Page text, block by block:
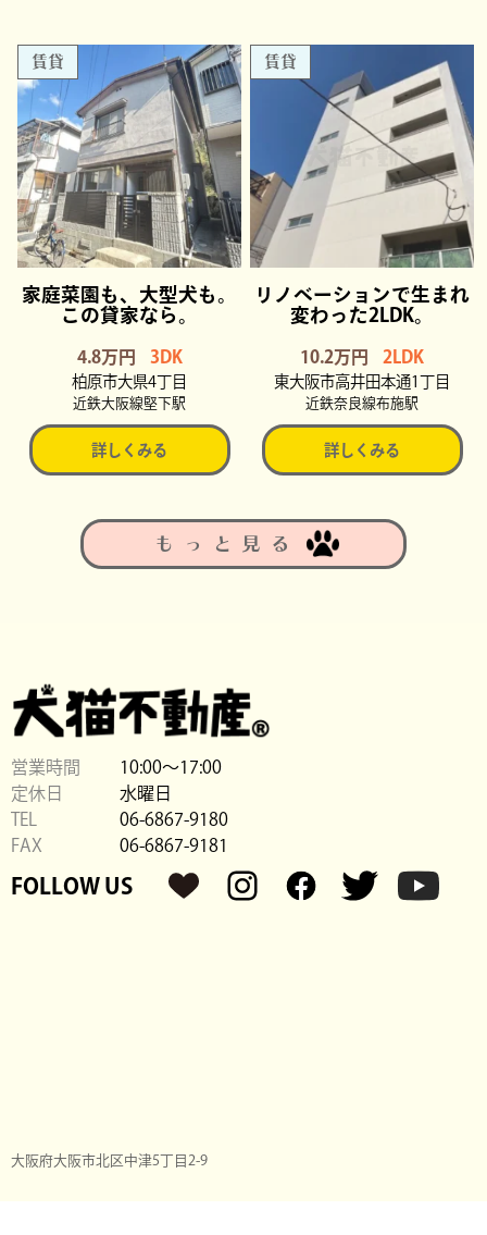
賃貸
家庭菜園も、大型犬も。
この貸家なら。
4.8万円 3DK
柏原市大県4丁目
近鉄大阪線堅下駅
詳しくみる
賃貸
リノベーションで生まれ
変わった2LDK。
10.2万円 2LDK
東大阪市高井田本通1丁目
近鉄奈良線布施駅
詳しくみる
もっと見る
営業時間
10:00〜17:00
定休日
水曜日
TEL
06-6867-9180
FAX
06-6867-9181
FOLLOW US
大阪府大阪市北区中津5丁目2-9